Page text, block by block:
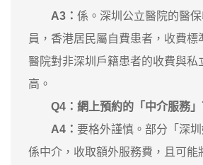
A3： 係。深圳公立醫院的醫
員，香港居民屬自費患者，收費標
醫院對非深圳戶籍患者的收費與私
高。
Q4：網上預約的「中介服務」
A4： 要格外謹慎。部分「深
係中介，收取額外服務費，且可能